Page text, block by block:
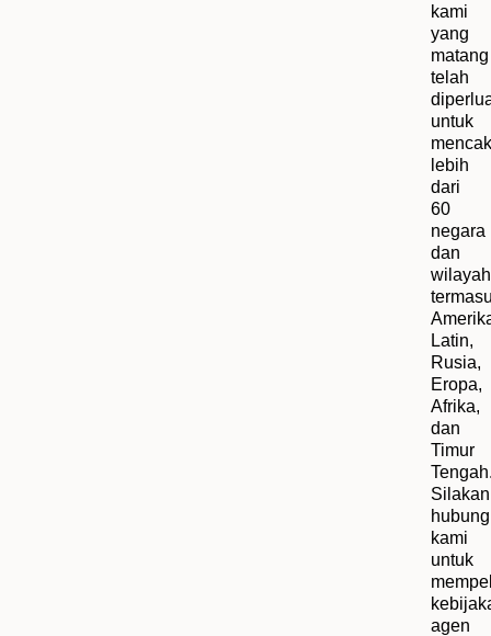
kami
yang
matang
telah
untuk
lebih
dari
60
negara
dan
Latin,
Rusia,
Eropa,
Afrika,
dan
Timur
Silakan
kami
untuk
agen